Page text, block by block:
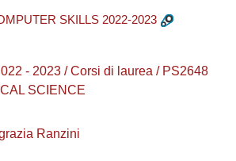
SKILLS 2022-2023
- 2023 / Corsi di laurea / PS2648
SCIENCE
Ranzini